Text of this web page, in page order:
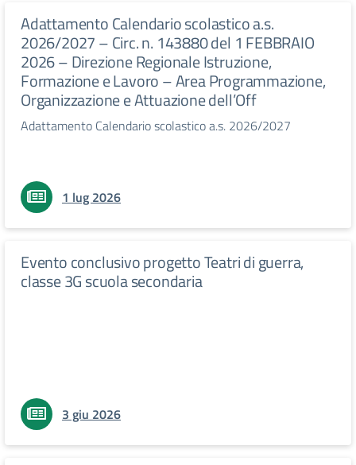
Adattamento Calendario scolastico a.s.
2026/2027 – Circ. n. 143880 del 1 FEBBRAIO
2026 – Direzione Regionale Istruzione,
Formazione e Lavoro – Area Programmazione,
Organizzazione e Attuazione dell’Off
Adattamento Calendario scolastico a.s. 2026/2027
1 lug 2026
Evento conclusivo progetto Teatri di guerra,
classe 3G scuola secondaria
3 giu 2026